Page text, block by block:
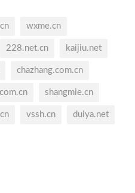
wxme.cn
228.net.cn kaijiu.net
chazhang.com.cn
shangmie.cn
vssh.cn duiya.net